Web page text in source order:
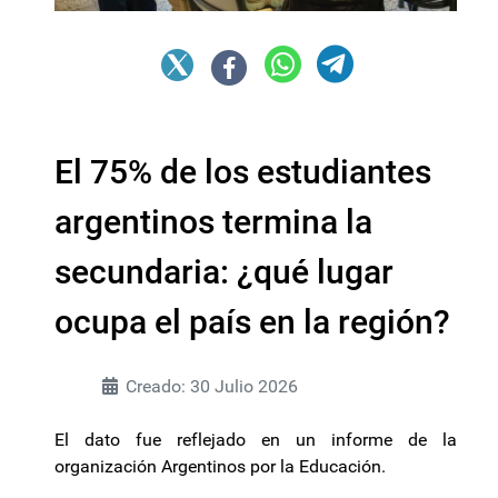
El 75% de los estudiantes
argentinos termina la
secundaria: ¿qué lugar
ocupa el país en la región?
Creado: 30 Julio 2026
El dato fue reflejado en un informe de la
organización Argentinos por la Educación.